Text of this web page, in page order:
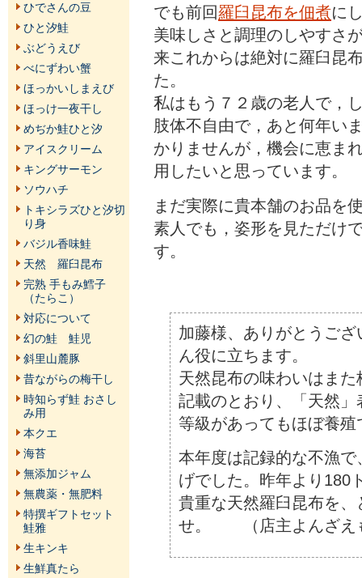
でも前回羅臼昆布を佃煮に
美味しさと調理のしやすさ
来これからは絶対に羅臼昆
た。
私はもう７２歳の老人で，
肢体不自由で，あと何年い
かりませんが，機会に恵ま
用したいと思っています。
まだ実際に貴本舗のお品を
素人でも，姿形を見ただけ
す。
加藤様、ありがとうご
ん役に立ちます。
天然昆布の味わいはまた
記載のとおり、「天然
等級があってもほぼ養
本年度は記録的な不漁
げでした。昨年より180
貴重な天然羅臼昆布を
せ。 （店主よんざえ
ひでさんの豆
ひと汐鮭
ぶどうえび
べにずわい蟹
ほっかいしまえび
ほっけ一夜干し
めぢか鮭ひと汐
アイスクリーム
キングサーモン
ソウハチ
トキシラズひと汐切
り身
バジル香味鮭
天然 羅臼昆布
完熟 手もみ鱈子
（たらこ）
対応について
幻の鮭 鮭児
斜里山麓豚
昔ながらの梅干し
時知らず鮭 おさし
み用
本クエ
海苔
無添加ジャム
無農薬・無肥料
特撰ギフトセット
鮭雅
生キンキ
生鮮真たら